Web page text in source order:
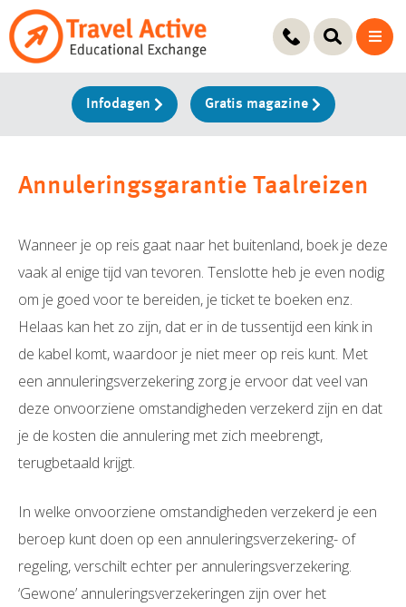
Ga
naar
Infodagen Gratis magazine
Annuleringsgarantie Taalreizen
Wanneer je op reis gaat naar het buitenland, boek je deze
vaak al enige tijd van tevoren. Tenslotte heb je even nodig
om je goed voor te bereiden, je ticket te boeken enz.
Helaas kan het zo zijn, dat er in de tussentijd een kink in
de kabel komt, waardoor je niet meer op reis kunt. Met
een annuleringsverzekering zorg je ervoor dat veel van
deze onvoorziene omstandigheden verzekerd zijn en dat
je de kosten die annulering met zich meebrengt,
terugbetaald krijgt.
In welke onvoorziene omstandigheden verzekerd je een
beroep kunt doen op een annuleringsverzekering- of
regeling, verschilt echter per annuleringsverzekering.
‘Gewone’ annuleringsverzekeringen zijn over het